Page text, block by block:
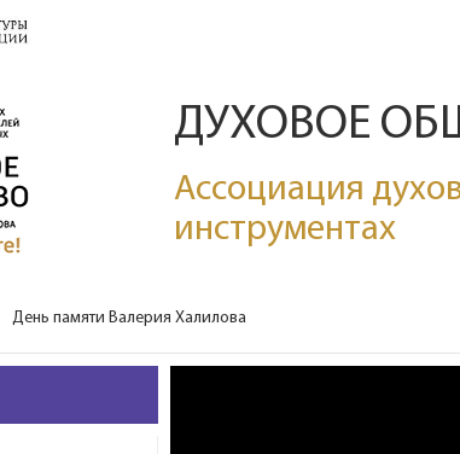
ДУХОВОЕ
Ассоциация
инструментах
День памяти Валерия Халилова